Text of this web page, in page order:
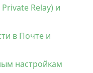
Relay) и
в Почте и
настройкам